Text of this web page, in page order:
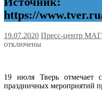
https://
19.07.2020 Пресс-центр МАГ
отключены
19 июля Тверь отмечает
праздничных мероприятий